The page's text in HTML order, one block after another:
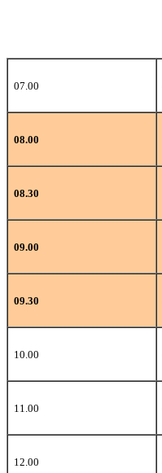
07.00
08.00
08.30
09.00
09.30
10 .00
11.00
12.00